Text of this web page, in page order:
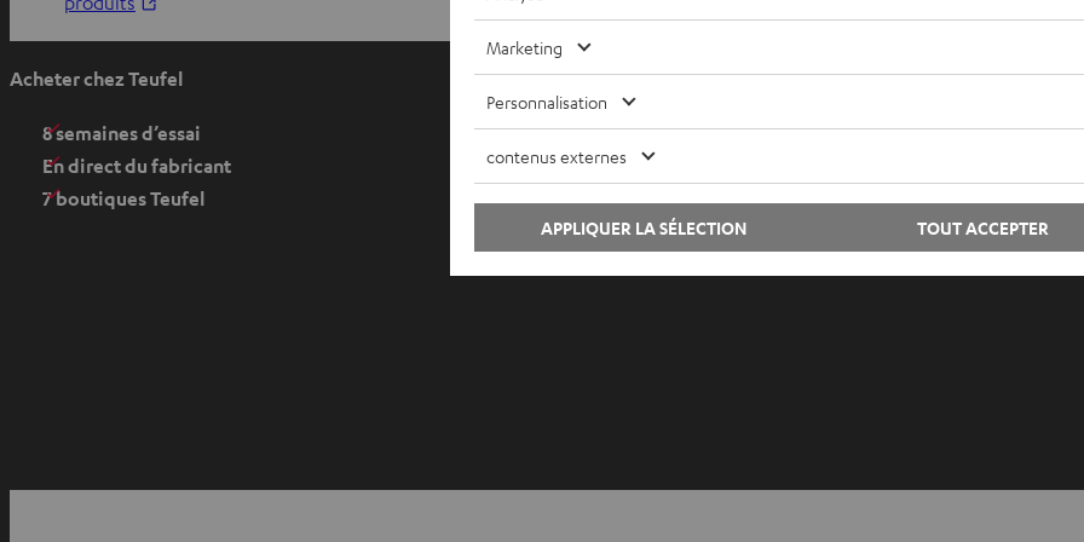
v
i
r
d
v
O
Acheter chez Teufel
8 semaines d’essai
En direct du fabricant
7 boutiques Teufel
Connaissances
Divertissement
Boutique FR
Boutique BE
Marketing
Personnalisation
contenus externes
TOUT ACCEPTER
APPLIQUER LA SÉLECTION